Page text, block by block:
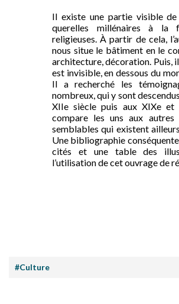
Il existe une partie visible de
querelles millénaires à la
religieuses. À partir de cela,
nous situe le bâtiment en le
architecture, décoration. Puis, il
est invisible, en dessous du
Il a recherché les
nombreux, qui y sont
XIIe siècle puis aux XIXeet
compare les uns aux
semblables qui existent
Une bibliographie
cités et une table des
l’utilisation de cet ouvrage de
#Culture